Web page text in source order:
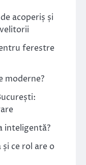
acoperiș și
ferestre
moderne?
inteligentă?
ce rol are o